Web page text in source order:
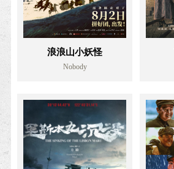
浪浪山小妖怪
Nobody